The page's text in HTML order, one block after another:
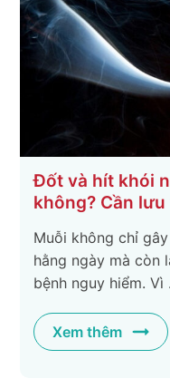
có độc
trong sinh hoạt
lây truyền nhiều